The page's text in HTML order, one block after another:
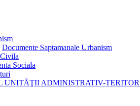
Documente Saptamanale Urbanism
Sociala
UNITĂŢII ADMINISTRATIV-